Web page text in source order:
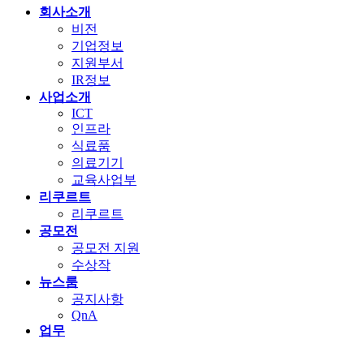
회사소개
비전
기업정보
지원부서
IR정보
사업소개
ICT
인프라
식료품
의료기기
교육사업부
리쿠르트
리쿠르트
공모전
공모전 지원
수상작
뉴스룸
공지사항
QnA
업무